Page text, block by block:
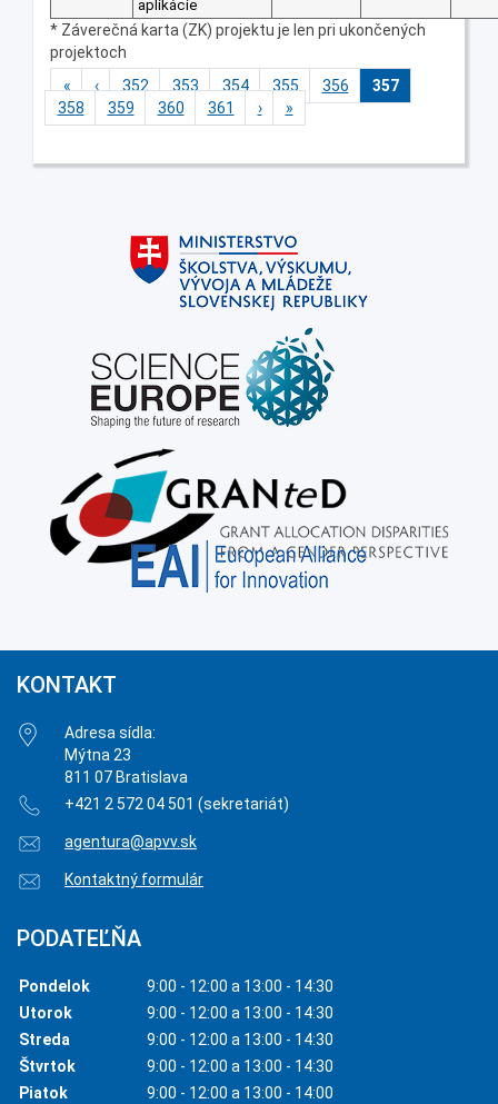
aplikácie
* Záverečná karta (ZK) projektu je len pri ukončených
projektoch
«
‹ 352 353 354 355 356
357
358
359 360 361 › »
KONTAKT
Adresa sídla:
Mýtna 23
811 07 Bratislava
+421 2 572 04 501 (sekretariát)
agentura@apvv.sk
Kontaktný formulár
PODATEĽŇA
Pondelok
9:00 - 12:00 a 13:00 - 14:30
Utorok
9:00 - 12:00 a 13:00 - 14:30
Streda
9:00 - 12:00 a 13:00 - 14:30
Štvrtok
9:00 - 12:00 a 13:00 - 14:30
Piatok
9:00 - 12:00 a 13:00 - 14:00